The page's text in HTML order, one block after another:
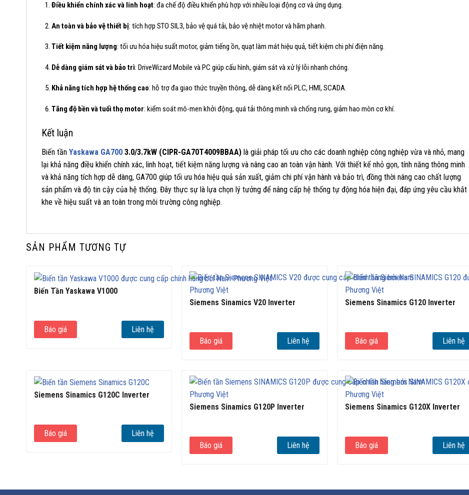
Điều khiển chính xác và linh hoạt: đa chế độ điều khiển phù hợp với nhiều loại động cơ và ứng dụng.
An toàn và bảo vệ thiết bị: tích hợp STO SIL3, bảo vệ quá tải, bảo vệ nhiệt motor và hãm phanh.
Tiết kiệm năng lượng: tối ưu hóa hiệu suất motor, giảm tiếng ồn, quạt làm mát hiệu quả, tiết kiệm chi phí điện năng.
Dễ dàng giám sát và bảo trì: DriveWizard Mobile và PC giúp cấu hình, giám sát và xử lý lỗi nhanh chóng.
Khả năng tích hợp hệ thống cao: hỗ trợ đa giao thức truyền thông, dễ dàng kết nối PLC, HMI, SCADA.
Tăng độ bền và tuổi thọ motor: kiểm soát mô-men khởi động, quá tải thông minh và chống rung, giảm hao mòn cơ khí.
Kết luận
Biến tần Yaskawa GA700 3.0/3.7kW (CIPR-GA70T4009BBAA) là giải pháp tối ưu cho các doanh nghiệp công nghiệp vừa và nhỏ, mang
lại khả năng điều khiển chính xác, linh hoạt, tiết kiệm năng lượng và nâng cao an toàn vận hành. Với thiết kế nhỏ gọn, tính năng thông minh
và khả năng tích hợp dễ dàng, GA700 giúp tối ưu hóa hiệu quả sản xuất, giảm chi phí vận hành và bảo trì, đồng thời nâng cao chất lượng
sản phẩm và độ tin cậy của hệ thống. Đây thực sự là lựa chọn lý tưởng để nâng cấp hệ thống tự động hóa hiện đại, đáp ứng yêu cầu khắt
khe về hiệu suất và an toàn trong môi trường công nghiệp.
SẢN PHẨM TƯƠNG TỰ
Biến Tần Yaskawa V1000
Báo giá Liên hệ
Siemens Sinamics V20 Inverter
Báo giá Liên hệ
Siemens Sinamics G120 Inverter
Báo giá Liên hệ
Siemens Sinamics G120C Inverter
Báo giá Liên hệ
Siemens Sinamics G120P Inverter
Báo giá Liên hệ
Siemens Sinamics G120X Inverter
Báo giá Liên hệ